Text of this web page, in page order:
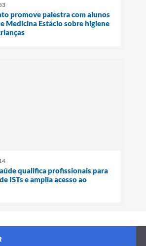
promove palestra com alunos
Medicina Estácio sobre higiene
qualifica profissionais para
ISTs e amplia acesso ao